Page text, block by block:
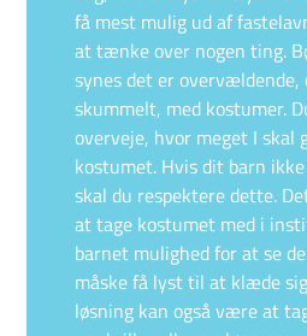
få mest mulig ud af
at tænke over nogen ting.
synes det er overvældende,
skummelt, med kostumer.
overveje, hvor meget I skal
kostumet. Hvis dit barn
skal du respektere dette.
at tage kostumet med i
barnet mulighed for at se
måske få lyst til at klæde
løsning kan også være at